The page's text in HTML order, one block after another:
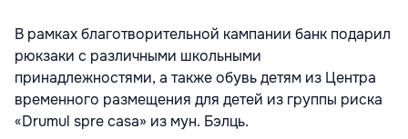
В рамках благотворительной кампании банк подарил
рюкзаки с различными школьными
принадлежностями, а также обувь детям из Центра
временного размещения для детей из группы риска
«Drumul spre casa» из мун. Бэлць.